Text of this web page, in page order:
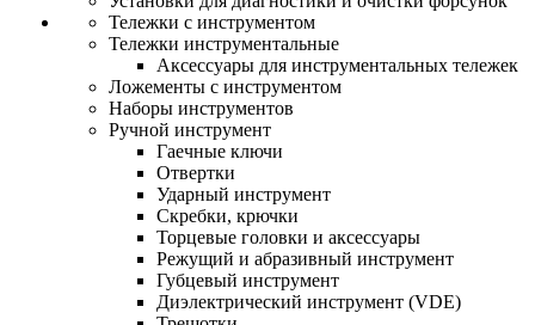
Тележки с инструментом
Тележки инструментальные
Аксессуары для инструментальных тележек
Ложементы с инструментом
Наборы инструментов
Ручной инструмент
Гаечные ключи
Отвертки
Ударный инструмент
Скребки, крючки
Торцевые головки и аксессуары
Режущий и абразивный инструмент
Губцевый инструмент
Диэлектрический инструмент (VDE)